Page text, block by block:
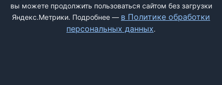
вы можете продолжить пользоваться сайтом без загрузки
Яндекс.Метрики. Подробнее — в Политике обработки
персональных данных.